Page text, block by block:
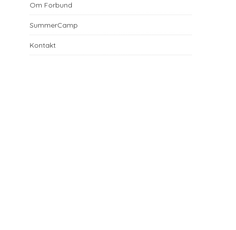
Om Forbund
SummerCamp
Kontakt